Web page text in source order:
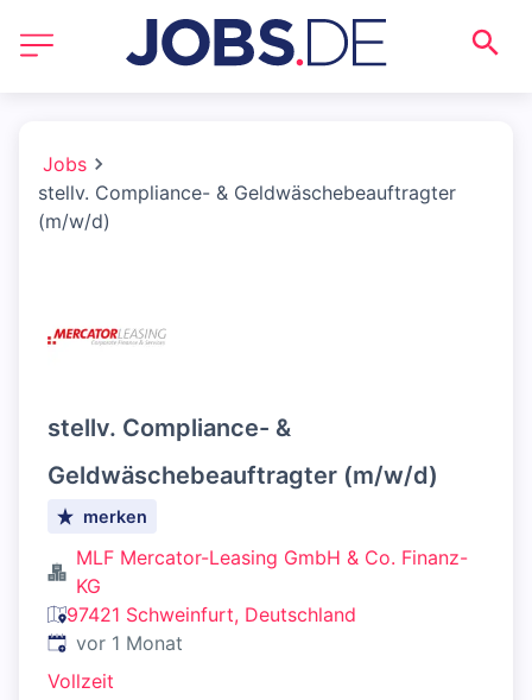
Jobs
stellv. Compliance- & Geldwäschebeauftragter
(m/w/d)
stellv. Compliance- &
Geldwäschebeauftragter (m/w/d)
merken
MLF Mercator-Leasing GmbH & Co. Finanz-
KG
97421 Schweinfurt, Deutschland
Veröffentlicht:
vor 1 Monat
Vollzeit